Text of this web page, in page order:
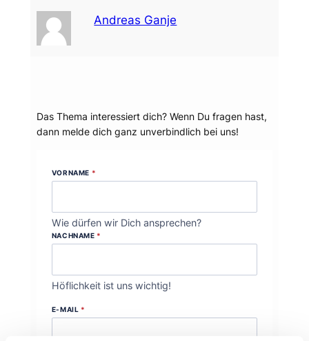
Andreas Ganje
Das Thema interessiert dich? Wenn Du fragen hast,
dann melde dich ganz unverbindlich bei uns!
VORNAME *
Wie dürfen wir Dich ansprechen?
NACHNAME *
Höflichkeit ist uns wichtig!
E-MAIL *